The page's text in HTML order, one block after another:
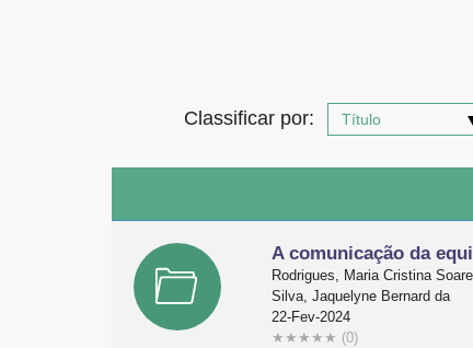
Classificar por:
A comunicação da
Rodrigues, Maria Cristina
Silva, Jaquelyne Bernard da
22-Fev-2024
★ ★ ★ ★ ★ (0)